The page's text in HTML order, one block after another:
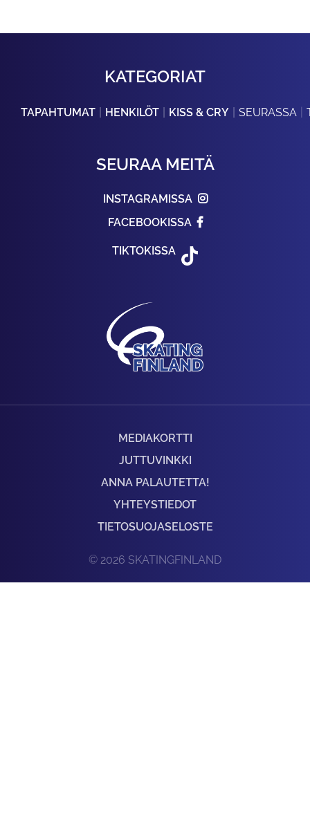
KATEGORIAT
TAPAHTUMAT HENKILÖT KISS & CRY SEURASSA
SEURAA MEITÄ
INSTAGRAMISSA
FACEBOOKISSA
TIKTOKISSA
MEDIAKORTTI
JUTTUVINKKI
ANNA PALAUTETTA!
YHTEYSTIEDOT
TIETOSUOJASELOSTE
© 2026 SKATINGFINLAND